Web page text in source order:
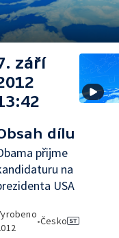
září
dílu
přijme
na
USA
•Česko